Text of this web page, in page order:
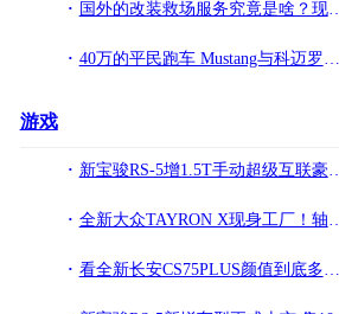
国外的改装救场服务究竟是啥？现代飞思二次升级看看老外的手艺
40万的平民跑车 Mustang与科迈罗你会选择谁
游戏
新宝骏RS-5增1.5T手动超级互联豪华版 比入门版贵5000元配置提升
全新大众TAYRON X现身工厂！轴距2730mm 配四驱+前/后视摄像头
看全新长安CS75PLUS颜值到底多能打